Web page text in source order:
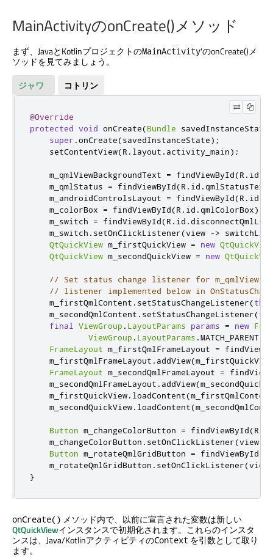
MainActivityのonCreate()メソッド
まず、JavaとKotlinプロジェクトのMainActivity'のonCreate()メ
ソッドを見てみましょう。
ジャワ
コトリン
@Override
protected void onCreate(Bundle savedInstanceState
super .onCreate(savedInstanceState);
    setContentView
(R. layout . activity_main);
    m_qmlViewBackgroundText
= findViewById(R. id
    m_qmlStatus
= findViewById(R. id . qmlStatusText
    m_androidControlsLayout
= findViewById(R. id
    m_colorBox
= findViewById(R. id . qmlColorBox);
    m_switch
= findViewById(R. id .
    m_switch
. setOnClickListener(view ->
QtQuickView m_firstQuickView = new QtQuickView
QtQuickView m_secondQuickView = new
// Set status change listener for m_qmlView
// listener implemented below in
    m_firstQmlContent
. setStatusChangeListener(this
    m_secondQmlContent
. setStatusChangeListener(
final ViewGroup . LayoutParams params = new
ViewGroup . LayoutParams .MATCH_PARENT
FrameLayout m_firstQmlFrameLayout =
    m_firstQmlFrameLayout
. addView(m_firstQuickView
FrameLayout m_secondQmlFrameLayout =
    m_secondQmlFrameLayout
. addView(
    m_firstQuickView
. loadContent(m_firstQmlContent
    m_secondQuickView
. loadContent(
Button m_changeColorButton = findViewById(R
    m_changeColorButton
. setOnClickListener(view
Button m_rotateQmlGridButton = findViewById(
    m_rotateQmlGridButton
. setOnClickListener(view
}
onCreate() メソッド内で、以前に宣言された変数は新しい
QtQuickViewインスタンスで初期化されます。これらのインスタ
ンスは、Java/KotlinアクティビティのContext を引数として取り
ます。